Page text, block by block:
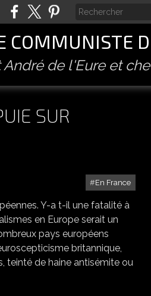
COMMUNISTE
de l'Eure et
SUR
En France
Y-a t-il une fatalité à
en Europe serait un
pays européens
britannique,
teinté de haine antisémite ou